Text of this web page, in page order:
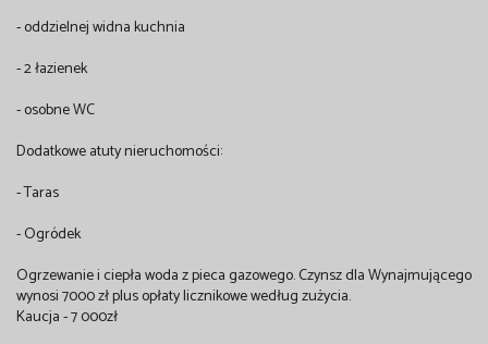
- oddzielnej widna kuchnia
- 2 łazienek
- osobne WC
Dodatkowe atuty nieruchomości:
- Taras
- Ogródek
Ogrzewanie i ciepła woda z pieca gazowego. Czynsz dla Wynajmującego
wynosi 7000 zł plus opłaty licznikowe według zużycia.
Kaucja - 7 000zł